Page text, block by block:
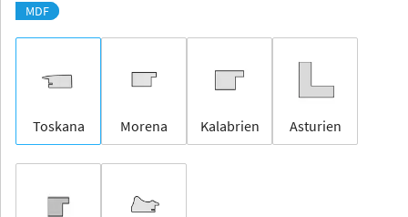
MDF
Toskana Morena Kalabrien Asturien